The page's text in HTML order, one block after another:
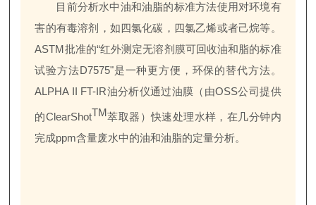
目前分析水中油和油脂的标准方法使用对环境有
害的有毒溶剂，如四氯化碳，四氯乙烯或者己烷等。
ASTM批准的“红外测定无溶剂膜可回收油和脂的标准
试验方法D7575"是一种更方便，环保的替代方法。
ALPHA II FT-IR油分析仪通过油膜（由OSS公司提供
的ClearShotTM萃取器）快速处理水样，在几分钟内
完成ppm含量废水中的油和油脂的定量分析。